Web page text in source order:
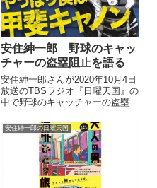
安住紳一郎 野球のキャッ
チャーの盗塁阻止を語る
安住紳一郎さんが2020年10月4日
放送のTBSラジオ『日曜天国』の
中で野球のキャッチャーの盗塁阻
住紳一郎）今日は「今やってみた
いこと」ということでメッセージ
をいただいております。新座市の
38歳女性の方。ありが...
安住紳一郎の日曜天国